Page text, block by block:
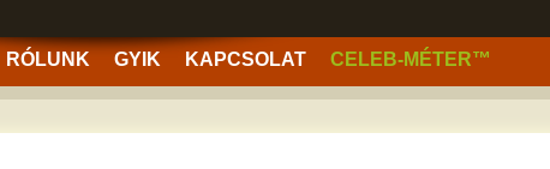
RÓLUNK GYIK KAPCSOLAT CELEB-MÉTER™